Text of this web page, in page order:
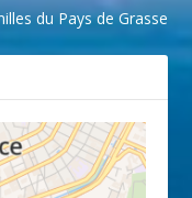
du Pays de Grasse